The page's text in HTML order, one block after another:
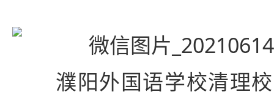
濮阳外国语学校清理校